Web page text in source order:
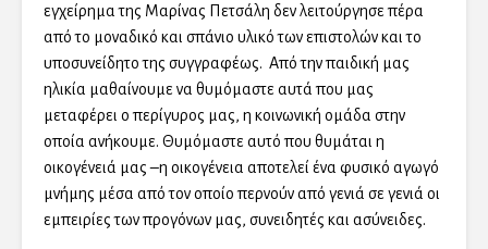
εγχείρημα της Μαρίνας Πετσάλη δεν λειτούργησε πέρα
από το μοναδικό και σπάνιο υλικό των επιστολών και το
υποσυνείδητο της συγγραφέως. Από την παιδική μας
ηλικία μαθαίνουμε να θυμόμαστε αυτά που μας
μεταφέρει ο περίγυρος μας, η κοινωνική ομάδα στην
οποία ανήκουμε. Θυμόμαστε αυτό που θυμάται η
οικογένειά μας –η οικογένεια αποτελεί ένα φυσικό αγωγό
μνήμης μέσα από τον οποίο περνούν από γενιά σε γενιά οι
εμπειρίες των προγόνων μας, συνειδητές και ασύνειδες.